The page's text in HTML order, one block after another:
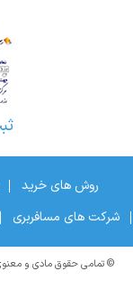
روش های خرید
شرکت های مسافربری